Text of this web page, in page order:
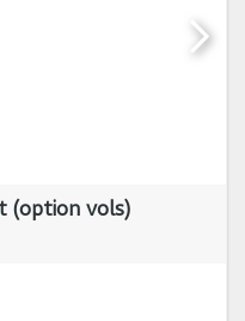
(option vols)